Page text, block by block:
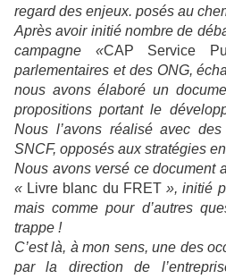
regard des enjeux. posés au
Après avoir initié nombre de
campagne «CAP Service
parlementaires et des ONG,
nous avons élaboré un
propositions portant le
Nous l’avons réalisé avec
SNCF, opposés aux stratégies
Nous avons versé ce document
« Livre blanc du FRET », initié
mais comme pour d’autres
trappe !
C’est là, à mon sens, une des
par la direction de